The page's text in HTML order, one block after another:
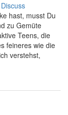
Discuss
hast, musst Du
zu Gemüte
Teens, die
feineres wie die
verstehst,